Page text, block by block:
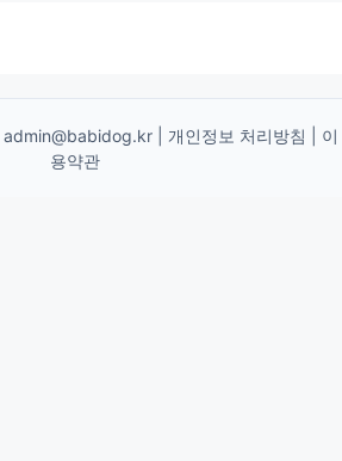
admin@babidog.kr| 개인정보 처리방침
이
용약관